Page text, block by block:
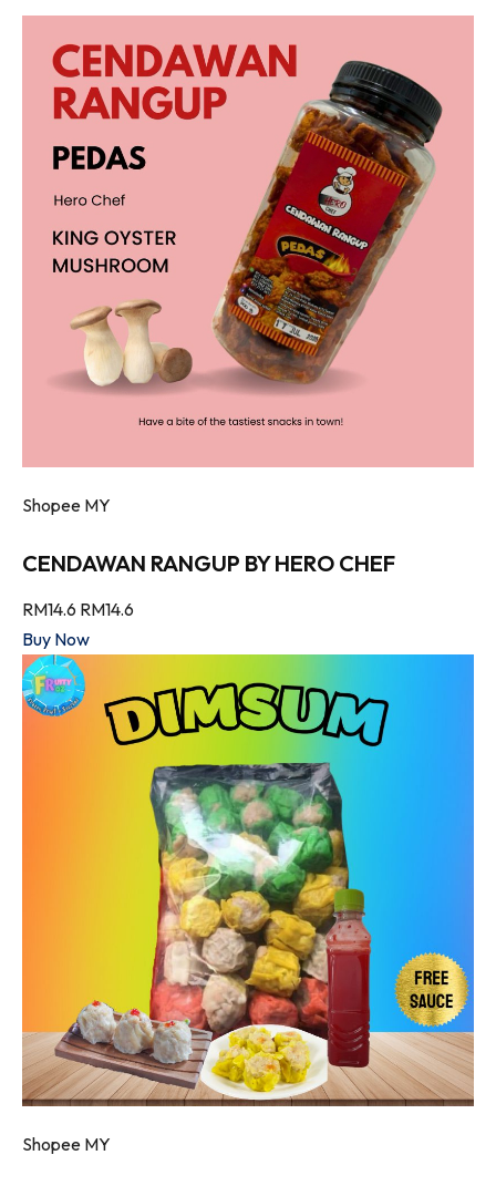
Shopee MY
CENDAWAN RANGUP BY HERO CHEF
RM14.6 RM14.6
Buy Now
Shopee MY